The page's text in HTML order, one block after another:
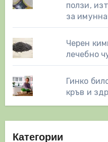
ползи,
за
Черен
лечебно
Гинко
кръв и
Категории